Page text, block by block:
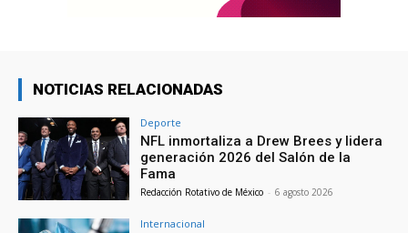
NOTICIAS RELACIONADAS
Deporte
NFL inmortaliza a Drew Brees y lidera
generación 2026 del Salón de la
Fama
Redacción Rotativo de México - 6 agosto 2026
Internacional